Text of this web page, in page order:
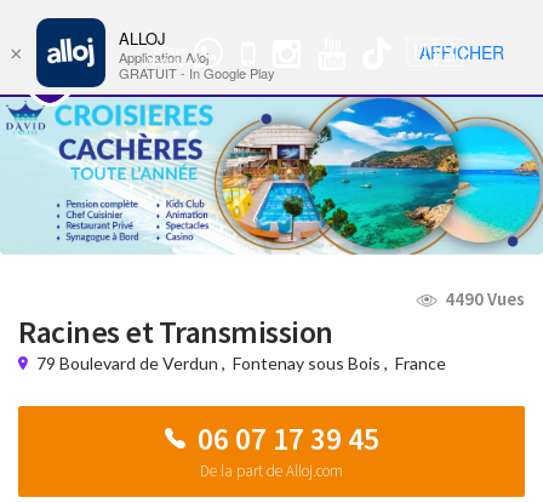
Groupe
WhatsApp
🇺🇸 Nav
4490 Vues
Racines et Transmission
79 Boulevard de Verdun , Fontenay sous Bois , France
06 07 17 39 45
De la part de Alloj.com
×
ALLOJ
Application Alloj
GRATUIT - In Google Play
AFFICHER